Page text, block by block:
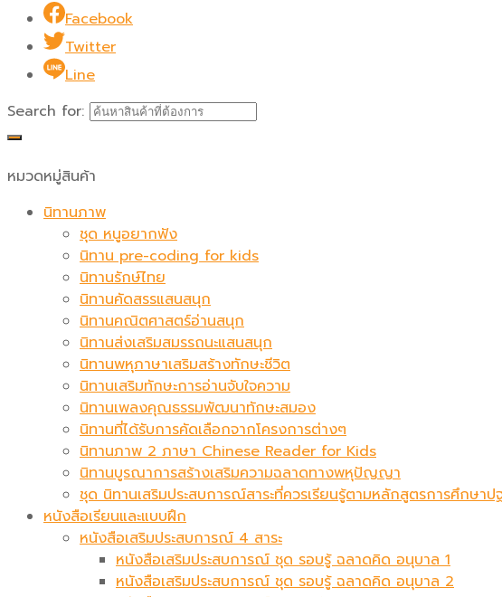
Facebook
Twitter
Line
Search for:
หมวดหมู่สินค้า
นิทานภาพ
ชุด หนูอยากฟัง
นิทาน pre-coding for kids
นิทานรักษ์ไทย
นิทานคัดสรรแสนสนุก
นิทานคณิตศาสตร์อ่านสนุก
นิทานส่งเสริมสมรรถนะแสนสนุก
นิทานพหุภาษาเสริมสร้างทักษะชีวิต
นิทานเสริมทักษะการอ่านจับใจความ
นิทานเพลงคุณธรรมพัฒนาทักษะสมอง
นิทานที่ได้รับการคัดเลือกจากโครงการต่างๆ
นิทานภาพ 2 ภาษา Chinese Reader for Kids
นิทานบูรณาการสร้างเสริมความฉลาดทางพหุปัญญา
ชุด นิทานเสริมประสบการณ์สาระที่ควรเรียนรู้ตามหลักสูตรการศึกษา
หนังสือเรียนและแบบฝึก
หนังสือเสริมประสบการณ์ 4 สาระ
หนังสือเสริมประสบการณ์ ชุด รอบรู้ ฉลาดคิด อนุบาล 1
หนังสือเสริมประสบการณ์ ชุด รอบรู้ ฉลาดคิด อนุบาล 2